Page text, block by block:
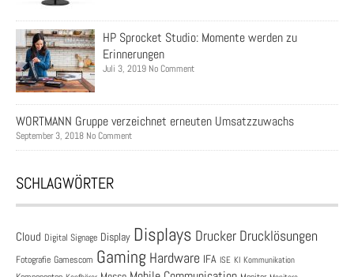
HP Sprocket Studio: Momente werden zu
Erinnerungen
Juli 3, 2019 No Comment
WORTMANN Gruppe verzeichnet erneuten Umsatzzuwachs
September 3, 2018 No Comment
SCHLAGWÖRTER
Cloud Digital Signage Display Displays Drucker Drucklösungen
Fotografie Gamescom Gaming Hardware IFA ISE KI Kommunikation